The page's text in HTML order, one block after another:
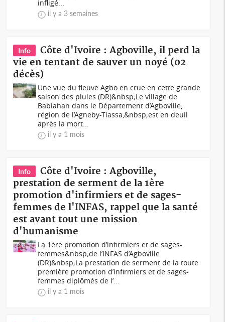
infligé...
il y a 3 semaines
Info
Côte d'Ivoire : Agboville, il perd la
vie en tentant de sauver un noyé (02
décès)
Une vue du fleuve Agbo en crue en cette grande
saison des pluies (DR)&nbsp;Le village de
Babiahan dans le Département d’Agboville,
région de l’Agneby-Tiassa,&nbsp;est en deuil
après la mort...
il y a 1 mois
Info
Côte d'Ivoire : Agboville,
prestation de serment de la 1ère
promotion d'infirmiers et de sages-
femmes de l'INFAS, rappel que la santé
est avant tout une mission
d'humanisme
La 1ère promotion d’infirmiers et de sages-
femmes&nbsp;de l’INFAS d’Agboville
(DR)&nbsp;La prestation de serment de la toute
première promotion d’infirmiers et de sages-
femmes diplômés de l’...
il y a 1 mois